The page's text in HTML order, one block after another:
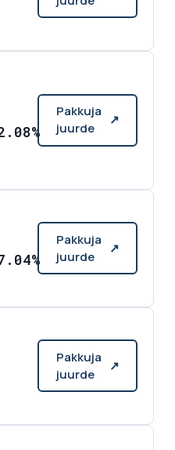
Pakkuja
juurde
↗
Pakkuja
juurde
↗
Pakkuja
juurde
↗